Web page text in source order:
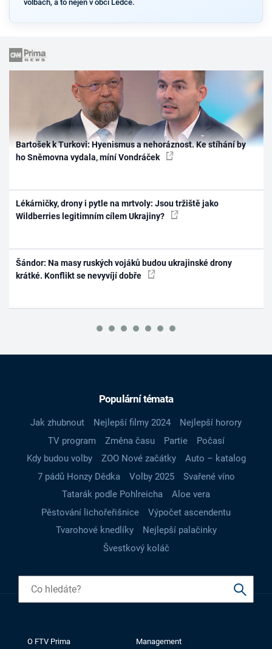
volbách, a to nejen v obci Ledce.
Bartošek k Turkovi: Hyenismus a nehoráznost. Ke stíhání by
ho Sněmovna vydala, míní Vondráček
Lékárničky, drony i pytle na mrtvoly: Jsou tržiště jako
Wildberries legitimním cílem Ukrajiny?
Šándor: Na masy ruských vojáků budou ukrajinské drony
krátké. Konflikt se nevyvíjí dobře
Populární témata
Jak zhubnout Nejlepší filmy 2024
Nejlepší horory
TV program
Změna času Partie
Počasí
Kdy budou volby
ZOO Nové začátky
Auto – katalog
7 pádů Honzy Dědka
Volby 2025
Svařené víno
Tatarák podle Pohlreicha
Aloe vera
Pěstování lichořeřišnice
Výpočet ascendentu
Tvarohové knedlíky
Nejlepší palačinky
Švestkový koláč
O FTV Prima
Management